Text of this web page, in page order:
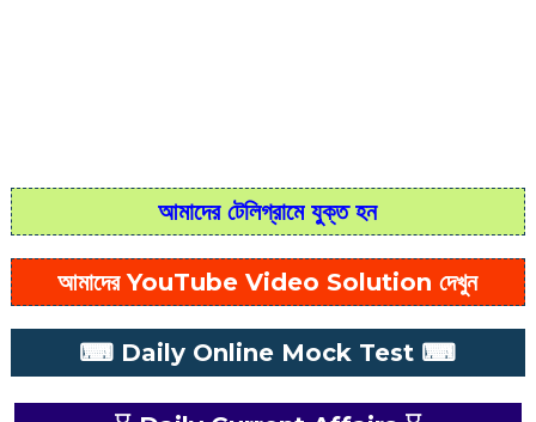
আমাদের টেলিগ্রামে যুক্ত হন
আমাদের YouTube Video Solution দেখুন
⌨ Daily Online Mock Test ⌨